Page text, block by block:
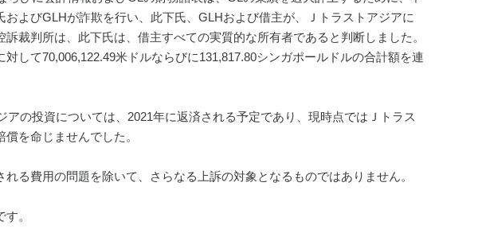
よびGLHが詐欺を行い、此下氏、GLHおよび借主が、Ｊトラストアジアに
裁判所は、此下氏は、借主すべての実質的な所有者であると判断しました。
して70,006,122.49米ドルならびに131,817.80シンガポールドルの合計額を連
の投資については、2021年に返済される予定であり、現時点ではＪトラス
を命じませんでした。
る費用の問題を除いて、さらなる上訴の対象となるものではありません。
。